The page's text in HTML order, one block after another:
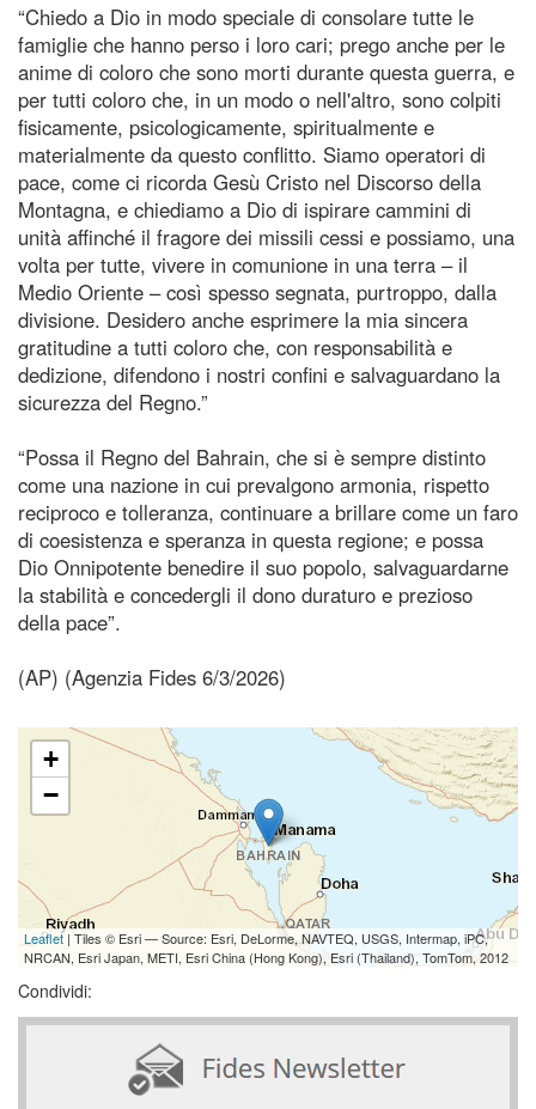
“Chiedo a Dio in modo speciale di consolare tutte le
famiglie che hanno perso i loro cari; prego anche per le
anime di coloro che sono morti durante questa guerra, e
per tutti coloro che, in un modo o nell'altro, sono colpiti
fisicamente, psicologicamente, spiritualmente e
materialmente da questo conflitto. Siamo operatori di
pace, come ci ricorda Gesù Cristo nel Discorso della
Montagna, e chiediamo a Dio di ispirare cammini di
unità affinché il fragore dei missili cessi e possiamo, una
volta per tutte, vivere in comunione in una terra – il
Medio Oriente – così spesso segnata, purtroppo, dalla
divisione. Desidero anche esprimere la mia sincera
gratitudine a tutti coloro che, con responsabilità e
dedizione, difendono i nostri confini e salvaguardano la
sicurezza del Regno.”
“Possa il Regno del Bahrain, che si è sempre distinto
come una nazione in cui prevalgono armonia, rispetto
reciproco e tolleranza, continuare a brillare come un faro
di coesistenza e speranza in questa regione; e possa
Dio Onnipotente benedire il suo popolo, salvaguardarne
la stabilità e concedergli il dono duraturo e prezioso
della pace”.
(AP) (Agenzia Fides 6/3/2026)
+
−
Leaflet| Tiles © Esri — Source: Esri, DeLorme, NAVTEQ, USGS, Intermap, iPC,
NRCAN, Esri Japan, METI, Esri China (Hong Kong), Esri (Thailand), TomTom, 2012
Condividi: